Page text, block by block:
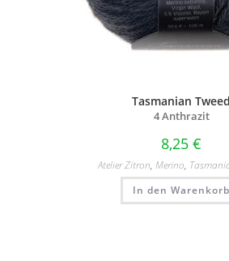
Tasmanian Tweed
4 Anthrazit
8,25 €
Atelier Zitron, Merino,
In den Warenkorb